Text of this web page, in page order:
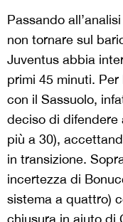
Passando
non tornare sul
Juventus abbia
primi 45 minuti.
con il Sassuolo,
deciso di difendere
più a 30),
in transizione.
incertezza di
sistema a quattro)